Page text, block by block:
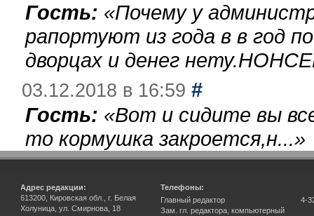
Гость: «Почему у
рапортуют из года в в год
дворцах и денег
03.12.2018 в 16:59 #
Гость: «Вот и сидите вы
то кормушка закроется,н...»
Адрес редакции:
613200, Кировская обл., г. Белая
Холуница, ул. Смирнова, 18
Телефоны:
Главный редактор
Зам. гл. редактора, компьютерный
4-